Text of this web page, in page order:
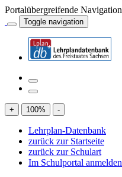
Portalübergreifende Navigation
Toggle navigation
+ 100% -
Lehrplan-Datenbank
zurück zur Startseite
zurück zur Schulart
Im Schulportal anmelden